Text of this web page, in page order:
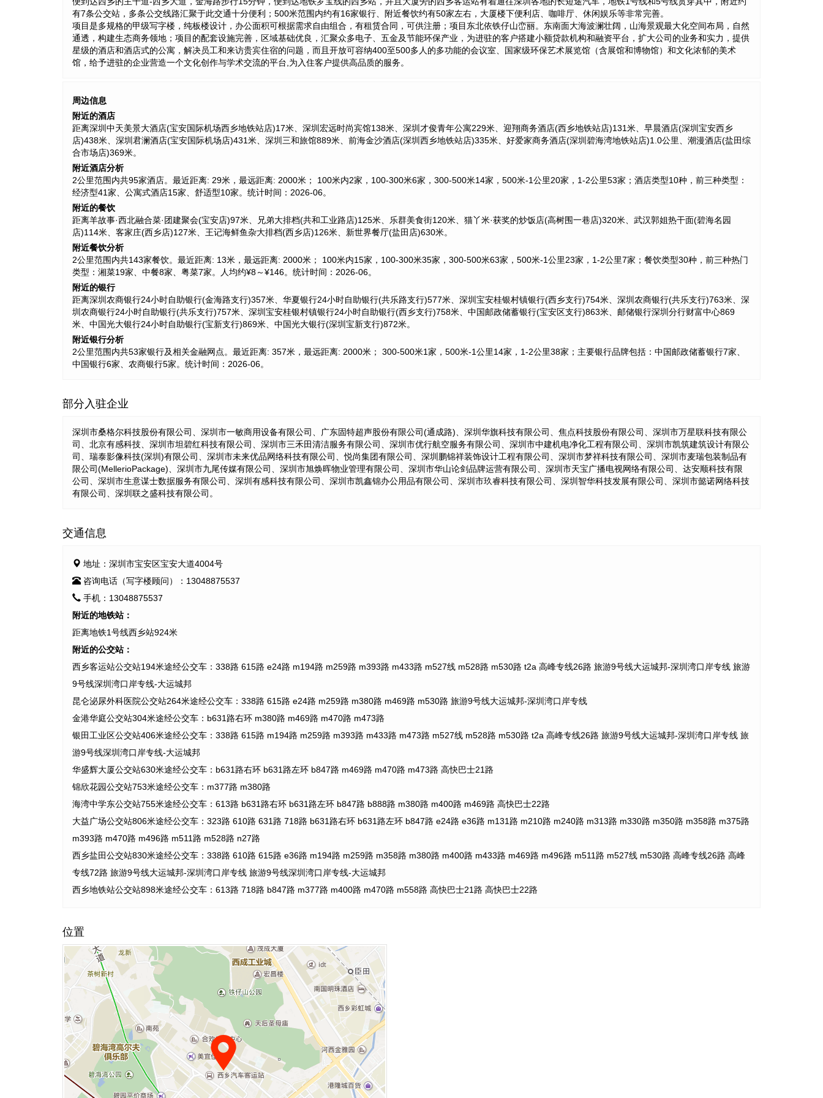
有7条公交站，多条公交线路汇聚于此交通十分便利；500米范围内约有16家银行、附近餐饮约有50家左右，大厦楼下便利店、咖啡厅、休闲娱乐等非常完善。
项目是多规格的甲级写字楼，纯板楼设计，办公面积可根据需求自由组合，有租赁合同，可供注册；项目东北依铁仔山峦丽。东南面大海波澜壮阔，山海景观最大化空间布局，自然
通透，构建生态商务领地；项目的配套设施完善，区域基础优良，汇聚众多电子、五金及节能环保产业，为进驻的客户搭建小额贷款机构和融资平台，扩大公司的业务和实力，提供
星级的酒店和酒店式的公寓，解决员工和来访贵宾住宿的问题，而且开放可容纳400至500多人的多功能的会议室、国家级环保艺术展览馆（含展馆和博物馆）和文化浓郁的美术
馆，给予进驻的企业营造一个文化创作与学术交流的平台,为入住客户提供高品质的服务。
周边信息
附近的酒店
距离深圳中天美景大酒店(宝安国际机场西乡地铁站店)17米、深圳宏远时尚宾馆138米、深圳才俊青年公寓229米、迎翔商务酒店(西乡地铁站店)131米、早晨酒店(深圳宝安西乡
店)438米、深圳君澜酒店(宝安国际机场店)431米、深圳三和旅馆889米、前海金沙酒店(深圳西乡地铁站店)335米、好爱家商务酒店(深圳碧海湾地铁站店)1.0公里、潮漫酒店(盐田综
合市场店)369米。
附近酒店分析
2公里范围内共95家酒店。最近距离: 29米，最远距离: 2000米； 100米内2家，100-300米6家，300-500米14家，500米-1公里20家，1-2公里53家；酒店类型10种，前三种类型：
经济型41家、公寓式酒店15家、舒适型10家。统计时间：2026-06。
附近的餐饮
距离羊故事·西北融合菜·团建聚会(宝安店)97米、兄弟大排档(共和工业路店)125米、乐群美食街120米、猫丫米·获奖的炒饭店(高树围一巷店)320米、武汉郭姐热干面(碧海名园
店)114米、客家庄(西乡店)127米、王记海鲜鱼杂大排档(西乡店)126米、新世界餐厅(盐田店)630米。
附近餐饮分析
2公里范围内共143家餐饮。最近距离: 13米，最远距离: 2000米； 100米内15家，100-300米35家，300-500米63家，500米-1公里23家，1-2公里7家；餐饮类型30种，前三种热门
类型：湘菜19家、中餐8家、粤菜7家。人均约¥8～¥146。统计时间：2026-06。
附近的银行
距离深圳农商银行24小时自助银行(金海路支行)357米、华夏银行24小时自助银行(共乐路支行)577米、深圳宝安桂银村镇银行(西乡支行)754米、深圳农商银行(共乐支行)763米、深
圳农商银行24小时自助银行(共乐支行)757米、深圳宝安桂银村镇银行24小时自助银行(西乡支行)758米、中国邮政储蓄银行(宝安区支行)863米、邮储银行深圳分行财富中心869
米、中国光大银行24小时自助银行(宝新支行)869米、中国光大银行(深圳宝新支行)872米。
附近银行分析
2公里范围内共53家银行及相关金融网点。最近距离: 357米，最远距离: 2000米； 300-500米1家，500米-1公里14家，1-2公里38家；主要银行品牌包括：中国邮政储蓄银行7家、
中国银行6家、农商银行5家。统计时间：2026-06。
部分入驻企业
深圳市桑格尔科技股份有限公司、深圳市一敏商用设备有限公司、广东固特超声股份有限公司(通成路)、深圳华旗科技有限公司、焦点科技股份有限公司、深圳市万星联科技有限公
司、北京有感科技、深圳市坦碧红科技有限公司、深圳市三禾田清洁服务有限公司、深圳市优行航空服务有限公司、深圳市中建机电净化工程有限公司、深圳市凯筑建筑设计有限公
司、瑞泰影像科技(深圳)有限公司、深圳市未来优品网络科技有限公司、悦尚集团有限公司、深圳鹏锦祥装饰设计工程有限公司、深圳市梦祥科技有限公司、深圳市麦瑞包装制品有
限公司(MellerioPackage)、深圳市九尾传媒有限公司、深圳市旭焕晖物业管理有限公司、深圳市华山论剑品牌运营有限公司、深圳市天宝广播电视网络有限公司、达安顺科技有限
公司、深圳市生意谋士数据服务有限公司、深圳有感科技有限公司、深圳市凯鑫锦办公用品有限公司、深圳市玖睿科技有限公司、深圳智华科技发展有限公司、深圳市懿诺网络科技
有限公司、深圳联之盛科技有限公司。
交通信息
地址：深圳市宝安区宝安大道4004号
咨询电话（写字楼顾问）：13048875537
手机：13048875537
附近的地铁站：
距离地铁1号线西乡站924米
附近的公交站：
西乡客运站公交站194米途经公交车：338路 615路 e24路 m194路 m259路 m393路 m433路 m527线 m528路 m530路 t2a 高峰专线26路 旅游9号线大运城邦-深圳湾口岸专线 旅游
9号线深圳湾口岸专线-大运城邦
昆仑泌尿外科医院公交站264米途经公交车：338路 615路 e24路 m259路 m380路 m469路 m530路 旅游9号线大运城邦-深圳湾口岸专线
金港华庭公交站304米途经公交车：b631路右环 m380路 m469路 m470路 m473路
银田工业区公交站406米途经公交车：338路 615路 m194路 m259路 m393路 m433路 m473路 m527线 m528路 m530路 t2a 高峰专线26路 旅游9号线大运城邦-深圳湾口岸专线 旅
游9号线深圳湾口岸专线-大运城邦
华盛辉大厦公交站630米途经公交车：b631路右环 b631路左环 b847路 m469路 m470路 m473路 高快巴士21路
锦欣花园公交站753米途经公交车：m377路 m380路
海湾中学东公交站755米途经公交车：613路 b631路右环 b631路左环 b847路 b888路 m380路 m400路 m469路 高快巴士22路
大益广场公交站806米途经公交车：323路 610路 631路 718路 b631路右环 b631路左环 b847路 e24路 e36路 m131路 m210路 m240路 m313路 m330路 m350路 m358路 m375路
m393路 m470路 m496路 m511路 m528路 n27路
西乡盐田公交站830米途经公交车：338路 610路 615路 e36路 m194路 m259路 m358路 m380路 m400路 m433路 m469路 m496路 m511路 m527线 m530路 高峰专线26路 高峰
专线72路 旅游9号线大运城邦-深圳湾口岸专线 旅游9号线深圳湾口岸专线-大运城邦
西乡地铁站公交站898米途经公交车：613路 718路 b847路 m377路 m400路 m470路 m558路 高快巴士21路 高快巴士22路
位置